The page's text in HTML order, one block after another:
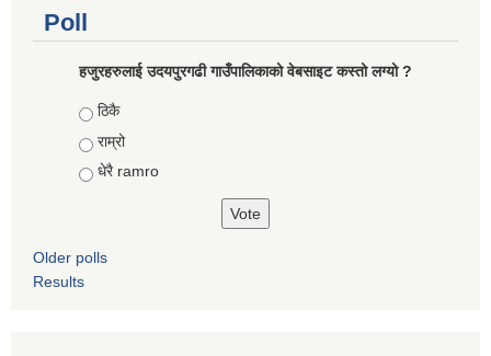
Poll
हजुरहरुलाई उदयपुरगढी गाउँपालिकाको वेबसाइट कस्तो लग्यो ?
Choices
ठिकै
राम्रो
धेरै ramro
Older polls
Results